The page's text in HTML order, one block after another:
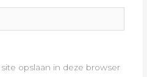
opslaan in deze browser